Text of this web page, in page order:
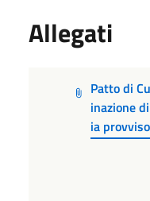
Allegati
Patto di
inazione
ia